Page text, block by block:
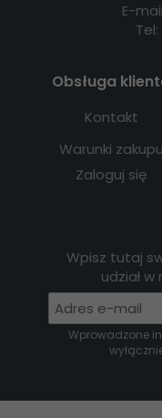
E-
Obsługa
Kontakt
Warunki zakupu
Zaloguj się
Wpisz tutaj
udział
Wprowadzone